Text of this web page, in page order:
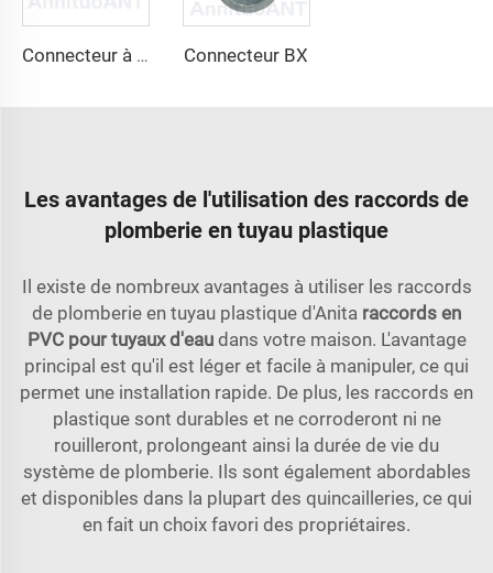
Connecteur à vis Connecteur BX
Les avantages de l'utilisation des raccords de
plomberie en tuyau plastique
Il existe de nombreux avantages à utiliser les raccords
de plomberie en tuyau plastique d'Anita raccords en
PVC pour tuyaux d'eau dans votre maison. L'avantage
principal est qu'il est léger et facile à manipuler, ce qui
permet une installation rapide. De plus, les raccords en
plastique sont durables et ne corroderont ni ne
rouilleront, prolongeant ainsi la durée de vie du
système de plomberie. Ils sont également abordables
et disponibles dans la plupart des quincailleries, ce qui
en fait un choix favori des propriétaires.